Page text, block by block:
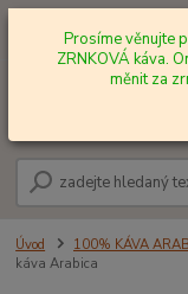
+420 602 577 209
Úvod 100% KÁVA
káva Arabica
Prosíme věnujte
ZRNKOVÁ káva.
měnit za